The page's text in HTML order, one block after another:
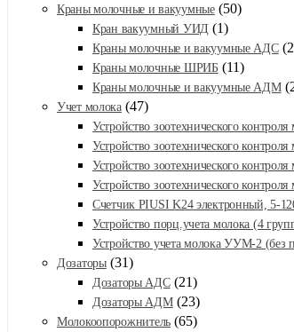
Краны молочные и вакуумные (50)
Кран вакуумный УИД (1)
Краны молочные и вакуумные АДС
Краны молочные ШРИБ (11)
Краны молочные и вакуумные АДМ
Учет молока (47)
Устройство зоотехнического
Устройство зоотехнического
Устройство зоотехнического
Устройство зоотехнического
Счетчик PIUSI K24 электронный, 5-
Устройство порц.учета молока (4
Устройство учета молока УУМ-2 (без
Дозаторы (31)
Дозаторы АДС (21)
Дозаторы АДМ (23)
Молокоопорожнитель (65)